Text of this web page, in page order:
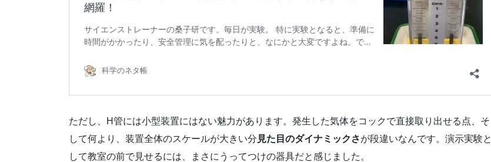
ただし、H管には小型装置にはない魅力があります。発生した気体をコックで直接取り出せる点、そ
して何より、装置全体のスケールが大きい分 見た目のダイナミックさが段違いなんです。演示実験と
して教室の前で見せるには、まさにうってつけの器具だと感じました。